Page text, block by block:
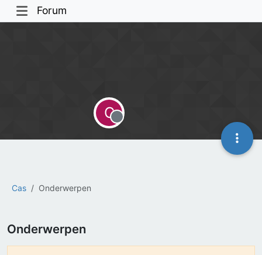
Forum
Cas Onderwerpen
C
Offline
Onderwerpen